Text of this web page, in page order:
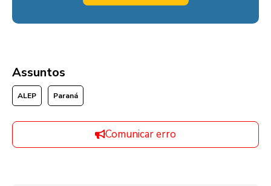
Assuntos
ALEP Paraná
Comunicar erro